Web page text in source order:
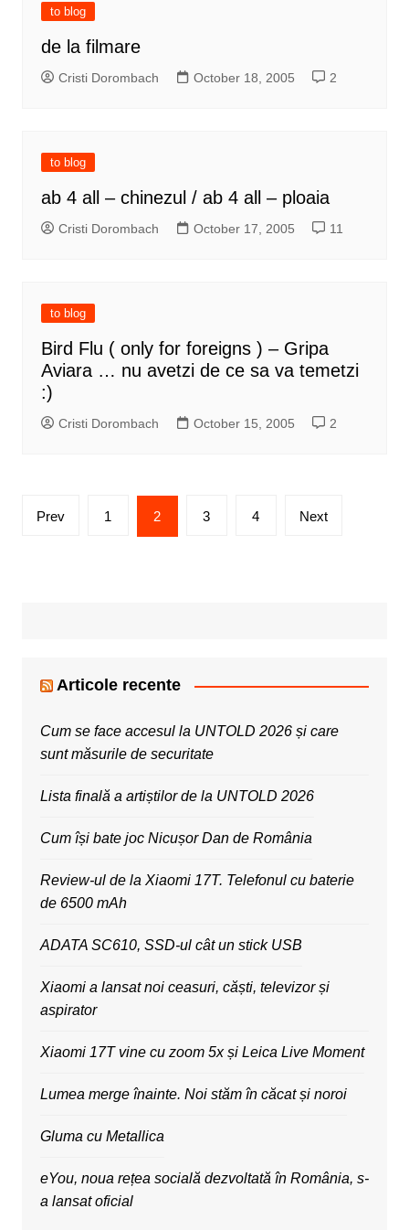
to blog
de la filmare
Cristi Dorombach October 18, 2005 2
to blog
ab 4 all – chinezul / ab 4 all – ploaia
Cristi Dorombach October 17, 2005 11
to blog
Bird Flu ( only for foreigns ) – Gripa
Aviara … nu avetzi de ce sa va temetzi
:)
Cristi Dorombach October 15, 2005 2
Posts
Prev 1 2 3 4 Next
Articole recente
Cum se face accesul la UNTOLD 2026 și care
sunt măsurile de securitate
Lista finală a artiștilor de la UNTOLD 2026
Cum își bate joc Nicușor Dan de România
Review-ul de la Xiaomi 17T. Telefonul cu baterie
de 6500 mAh
ADATA SC610, SSD-ul cât un stick USB
Xiaomi a lansat noi ceasuri, căști, televizor și
aspirator
Xiaomi 17T vine cu zoom 5x și Leica Live Moment
Lumea merge înainte. Noi stăm în căcat și noroi
Gluma cu Metallica
eYou, noua rețea socială dezvoltată în România, s-
a lansat oficial